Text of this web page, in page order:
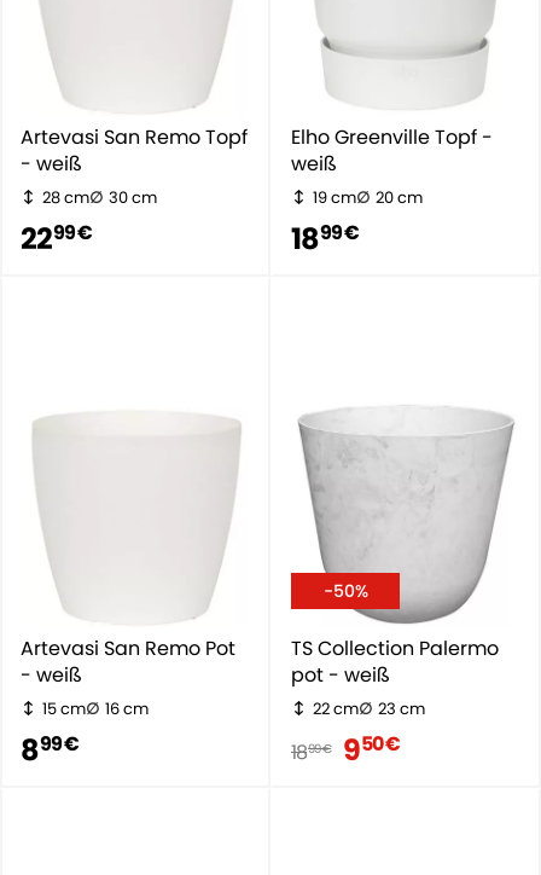
Artevasi San Remo Topf
- weiß
28 cm 30 cm
2299 €
Elho Greenville Topf -
weiß
19 cm 20 cm
1899 €
Artevasi San Remo Pot
- weiß
15 cm 16 cm
899 €
-50%
TS Collection Palermo
pot - weiß
22 cm 23 cm
1899 € 950 €